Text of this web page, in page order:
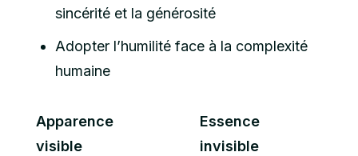
sincérité et la générosité
Adopter l’humilité face à la complexité
humaine
Apparence
visible
Essence
invisible